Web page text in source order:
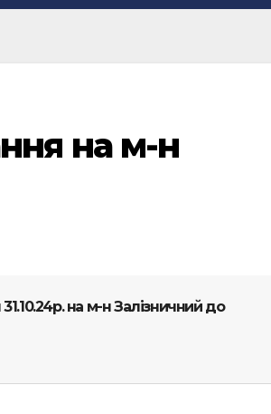
на м-н
на м-н Залізничний до